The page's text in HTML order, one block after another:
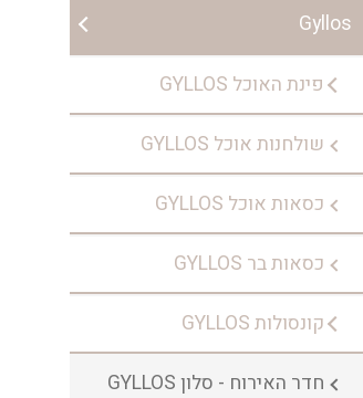
Gyllos
פינת האוכל GYLLOS
שולחנות אוכל GYLLOS
כסאות אוכל GYLLOS
כסאות בר GYLLOS
קונסולות GYLLOS
חדר האירוח - סלון GYLLOS